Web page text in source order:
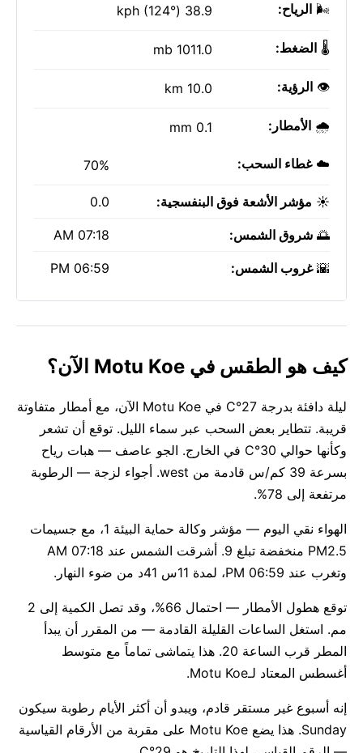
🌬️ الرياح: 38.9 kph (124°)
🌡️ الضغط: 1011.0 mb
👁️ الرؤية: 10.0 km
🌧️ الأمطار: 0.1 mm
☁️غطاء السحب: 70%
☀️ مؤشر الأشعة فوق البنفسجية: 0.0
🌅 شروق الشمس: 07:18 AM
🌇غروب الشمس: 06:59 PM
كيف هو الطقس في Motu Koe الآن؟
ليلة دافئة بدرجة 27°C في Motu Koe الآن، مع أمطار متفاوتة
قريبة. تتطاير بعض السحب عبر سماء الليل. توقع أن تشعر
وكأنها حوالي 30°C في الخارج. الجو عاصف — هبات رياح
بسرعة 39 كم/س قادمة من west. أجواء لزجة — الرطوبة
مرتفعة إلى 78%.
الهواء نقي اليوم — مؤشر وكالة حماية البيئة 1، مع جسيمات
PM2.5 منخفضة تبلغ 9. أشرقت الشمس عند 07:18 AM
وتغرب عند 06:59 PM، لمدة 11س 41د من ضوء النهار.
توقع هطول الأمطار — احتمال 66%، وقد تصل الكمية إلى 2
مم. استغل الساعات القليلة القادمة — من المقرر أن يبدأ
المطر قرب الساعة 20. هذا يتماشى تماماً مع متوسط
أغسطس المعتاد لـMotu Koe.
إنه أسبوع غير مستقر قادم، ويبدو أن أكثر الأيام رطوبة سيكون
Sunday. هذا يضع Motu Koe على مقربة من الأرقام القياسية